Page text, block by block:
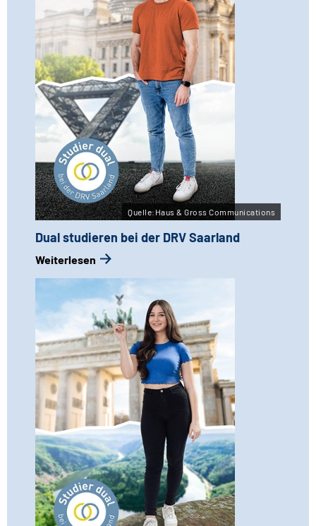
Leichte Sprache
Quelle:Haus & Gross Communications
Dual studieren bei der DRV Saarland
Weiterlesen